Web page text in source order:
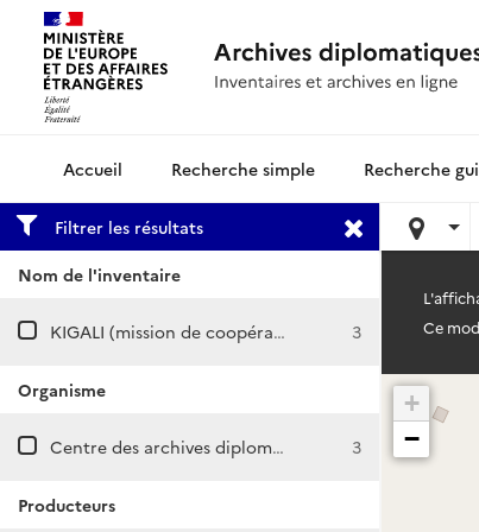
Archives diplomatiquesRecherche simple Recherche
Filtrer les résultats
Nom de l'inventaire
KIGALI (mission de coopération et d’action culturelle) 3
Organisme
Centre des archives diplomatiques de Nantes 3
Producteurs
Ce
+
−